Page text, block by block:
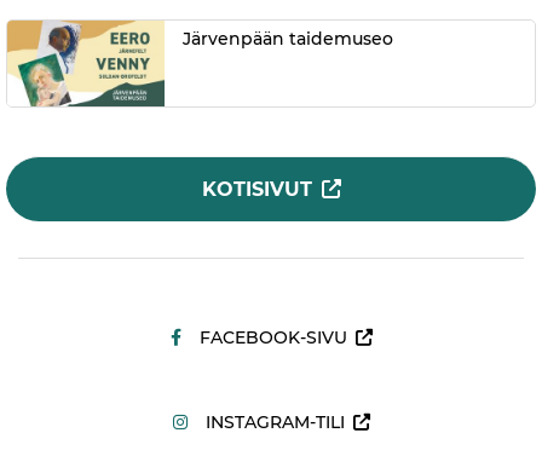
Järvenpään taidemuseo
KOTISIVUT
FACEBOOK-SIVU
INSTAGRAM-TILI